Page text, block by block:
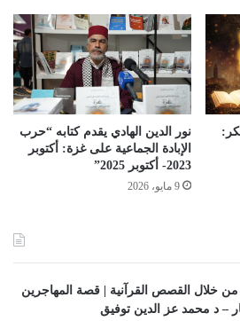
نور الدين الهادي يقدم كتابه “حرب
الإبادة الجماعية على غزة: أكتوبر
2023- أكتوبر 2025”
9 مايو، 2026
من خلال القصص القرآنية | قصة المهاجرين
– د محمد عز الدين توفيق